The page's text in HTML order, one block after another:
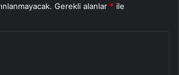
Gerekli alanlar * ile